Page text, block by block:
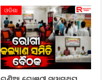
ଓଡିଶା